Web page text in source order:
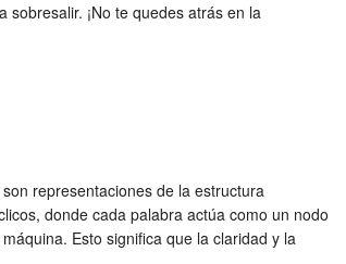
¡No te quedes atrás en la
representaciones de la estructura
donde cada palabra actúa como un nodo
Esto significa que la claridad y la